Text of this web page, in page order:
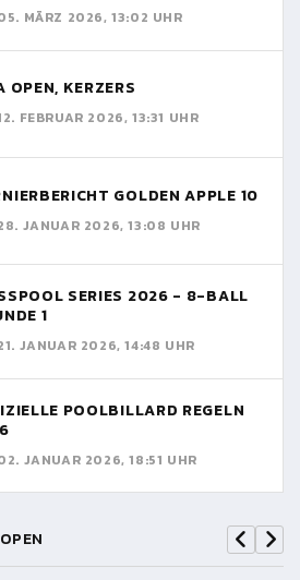
MÄRZ 2026, 13:02 UHR
OPEN, KERZERS
FEBRUAR 2026, 13:31 UHR
GOLDEN APPLE 10
JANUAR 2026, 13:08 UHR
SERIES 2026 - 8-BALL
1
JANUAR 2026, 14:48 UHR
POOLBILLARD REGELN
JANUAR 2026, 18:51 UHR